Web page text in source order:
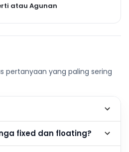
atau Agunan
pertanyaan yang paling sering
fixed dan floating?